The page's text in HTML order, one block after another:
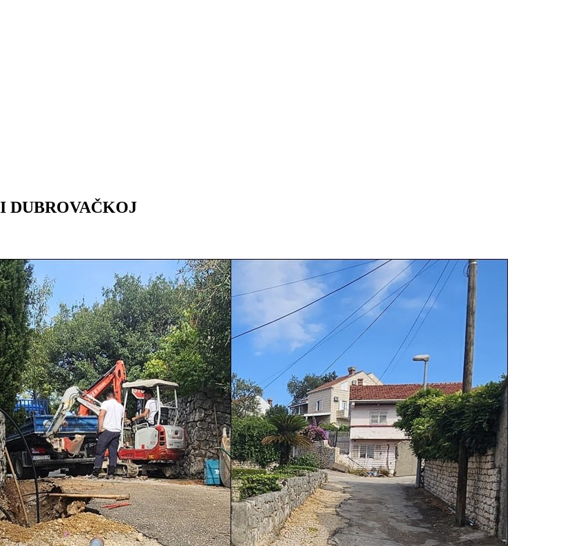
DUBROVAČKOJ